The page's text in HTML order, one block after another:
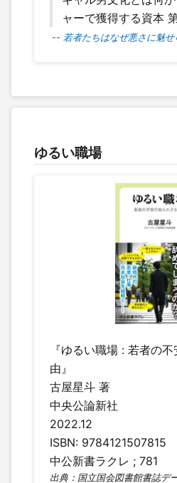
ャーで獲得する資本
-- 若者たちはなぜ悪さに魅
ゆるい職場
『ゆるい職場 : 若者の
由』
古屋星斗 著
中央公論新社
2022.12
ISBN: 9784121507815
中公新書ラクレ ; 781
出典：国立国会図書館書誌デ